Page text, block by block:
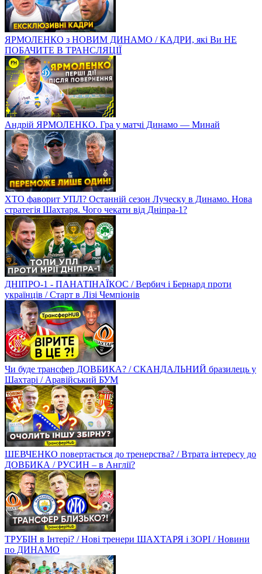
ЯРМОЛЕНКО з НОВИМ ДИНАМО / КАДРИ, які Ви НЕ
ПОБАЧИТЕ В ТРАНСЛЯЦІЇ
Андрій ЯРМОЛЕНКО. Гра у матчі Динамо — Минай
ХТО фаворит УПЛ? Останній сезон Луческу в Динамо. Нова
стратегія Шахтаря. Чого чекати від Дніпра-1?
ДНІПРО-1 - ПАНАТІНАЇКОС / Вербич і Бернард проти
українців / Старт в Лізі Чемпіонів
Чи буде трансфер ДОВБИКА? / СКАНДАЛЬНИЙ бразилець у
Шахтарі / Аравійський БУМ
ШЕВЧЕНКО повертається до тренерства? / Втрата інтересу до
ДОВБИКА / РУСИН – в Англії?
ТРУБІН в Інтері? / Нові тренери ШАХТАРЯ і ЗОРІ / Новини
по ДИНАМО